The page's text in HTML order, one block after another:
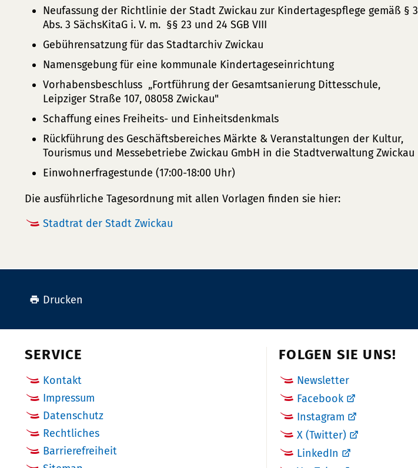
Neufassung der Richtlinie der Stadt Zwickau zur Kindertagespflege gemäß § 3
Abs. 3 SächsKitaG i. V. m. §§ 23 und 24 SGB VIII
Gebührensatzung für das Stadtarchiv Zwickau
Namensgebung für eine kommunale Kindertageseinrichtung
Vorhabensbeschluss „Fortführung der Gesamtsanierung Dittesschule,
Leipziger Straße 107, 08058 Zwickau"
Schaffung eines Freiheits- und Einheitsdenkmals
Rückführung des Geschäftsbereiches Märkte & Veranstaltungen der Kultur,
Tourismus und Messebetriebe Zwickau GmbH in die Stadtverwaltung Zwickau
Einwohnerfragestunde (17:00-18:00 Uhr)
Die ausführliche Tagesordnung mit allen Vorlagen finden sie hier:
Stadtrat der Stadt Zwickau
Drucken
SERVICE
Kontakt
Impressum
Datenschutz
Rechtliches
Barrierefreiheit
FOLGEN SIE UNS!
Newsletter
Facebook
Instagram
X (Twitter)
LinkedIn